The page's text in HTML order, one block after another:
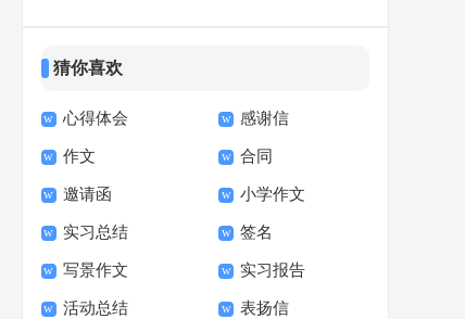
猜你喜欢
心得体会 感谢信
作文 合同
邀请函 小学作文
实习总结 签名
写景作文 实习报告
活动总结 表扬信